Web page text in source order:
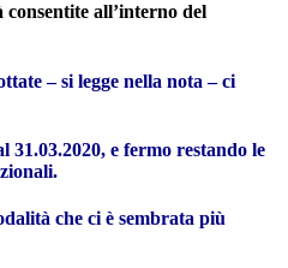
all’interno del
– si legge nella nota – ci
e fermo restando le
che ci è sembrata più